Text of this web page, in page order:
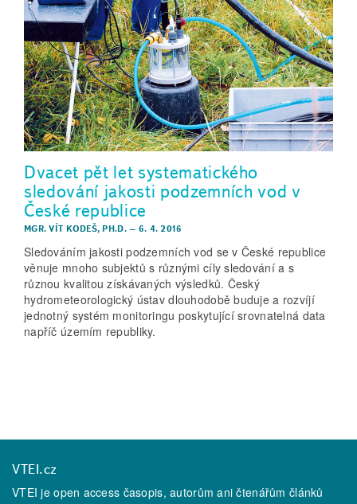
Dvacet pět let systematického
sledování jakosti podzemních vod v
České republice
MGR. VÍT KODEŠ, PH.D.– 6. 4. 2016
Sledováním jakosti podzemních vod se v České republice
věnuje mnoho subjektů s různými cíly sledování a s
různou kvalitou získávaných výsledků. Český
hydrometeorologický ústav dlouhodobě buduje a rozvíjí
jednotný systém monitoringu poskytující srovnatelná data
napříč územím republiky.
VTEI.cz
VTEI je open access časopis, autorům ani čtenářům článků